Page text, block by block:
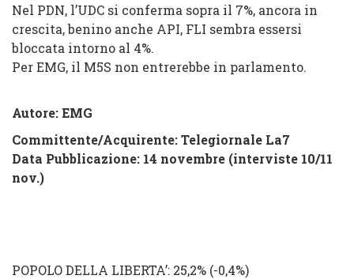
Nel PDN, l’UDC si conferma sopra il 7%, ancora in
crescita, benino anche API, FLI sembra essersi
bloccata intorno al 4%.
Per EMG, il M5S non entrerebbe in parlamento.
Autore: EMG
Committente/Acquirente:Telegiornale La7
Data Pubblicazione: 14 novembre (interviste 10/11
nov.)
POPOLO DELLA LIBERTA’: 25,2% (-0,4%)